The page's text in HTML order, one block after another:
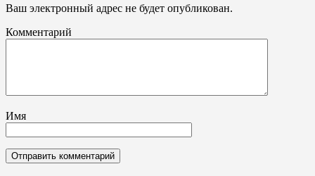
Ваш электронный адрес не будет опубликован.
Комментарий
Имя